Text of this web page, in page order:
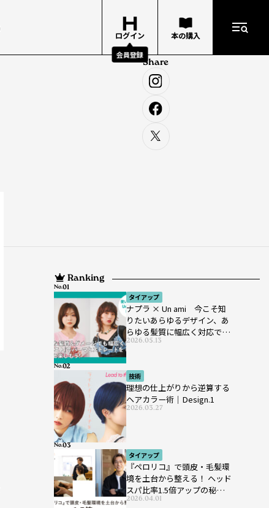
ログイン
会員登録
本の購入
Share
Ranking
タイアップ
ナプラ × Un ami 今こそ知
りたいあらゆるデザイン、あ
らゆる髪質に幅広く対応でき
るパーマ薬剤 ナプラ『ut-
et』
2026.05.13
No.
技術
理想の仕上がりから逆算する
ヘアカラー術｜Design.1
2026.03.27
No.
タイアップ
『ペロリコ』で頭皮・毛髪環
境を土台から整える！ ヘッド
スパ比率1.5倍アップの秘策を
大公開
2026.04.01
No.